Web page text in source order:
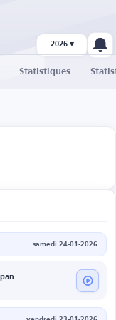
2026 ▾
Statistiques
samedi 24-01-2026